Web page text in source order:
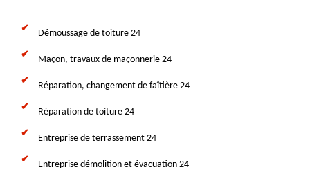
Démoussage de toiture 24
Maçon, travaux de maçonnerie 24
Réparation, changement de faîtière 24
Réparation de toiture 24
Entreprise de terrassement 24
Entreprise démolition et évacuation 24